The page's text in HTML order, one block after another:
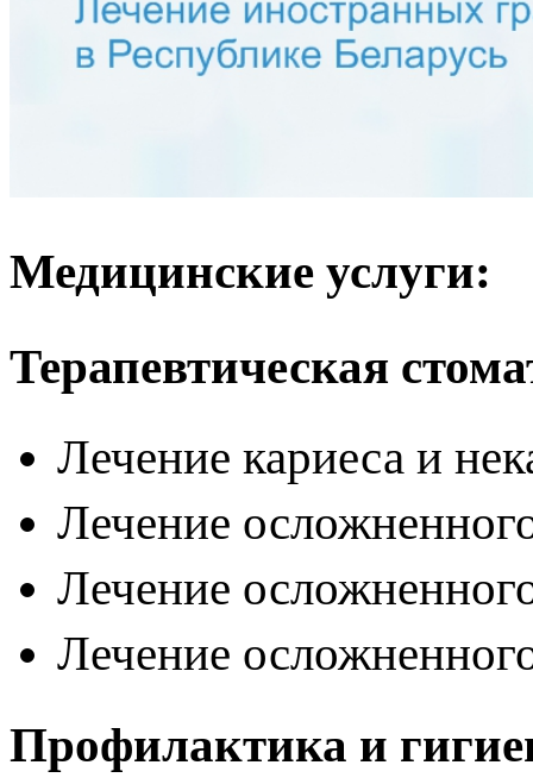
Медицинские услуги:
Терапевтическая
Лечение кариеса и
Лечение
Лечение
Лечение
Профилактика и